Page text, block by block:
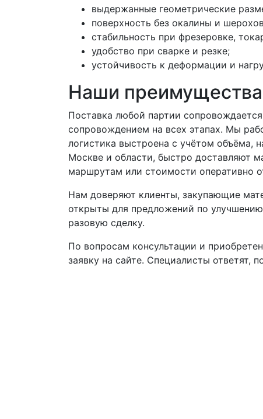
выдержанные геометрические
поверхность без окалины и
стабильность при фрезеровке,
удобство при сварке и резке;
устойчивость к деформации и
Наши преимущества
Поставка любой партии
сопровождением на всех этапах. Мы
логистика выстроена с учётом объёма,
Москве и области, быстро доставляют
маршрутам или стоимости оперативно
Нам доверяют клиенты, закупающие
открыты для предложений по
разовую сделку.
По вопросам консультации и
заявку на сайте. Специалисты ответят,